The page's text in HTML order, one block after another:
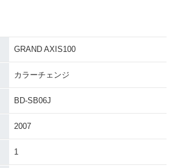
S100・マイナーチ
GRAND AXIS100
カラーチェンジ
BD-SB06J
2007
1